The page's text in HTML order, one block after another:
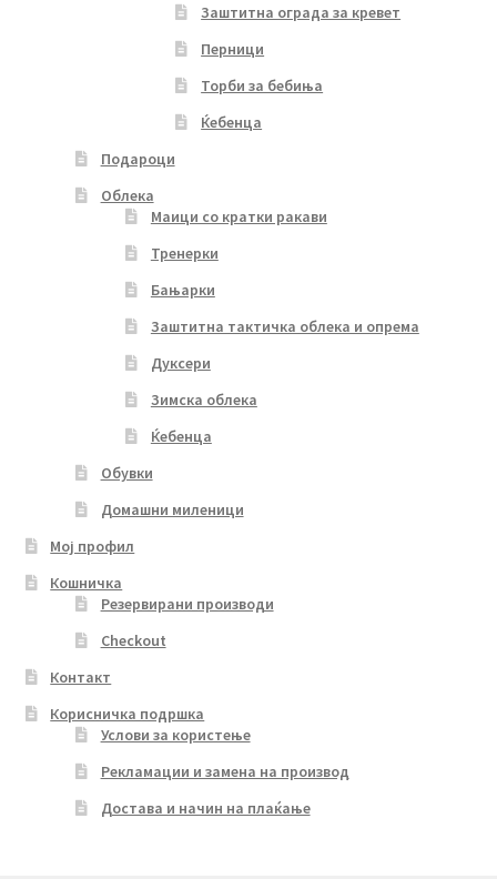
Заштитна ограда за кревет
Перници
Торби за бебиња
Ќебенца
Подароци
Облека
Маици со кратки ракави
Тренерки
Бањарки
Заштитна тактичка облека и опрема
Дуксери
Зимска облека
Ќебенца
Обувки
Домашни миленици
Мој профил
Кошничка
Резервирани производи
Checkout
Контакт
Корисничка подршка
Услови за користење
Рекламации и замена на производ
Достава и начин на плаќање